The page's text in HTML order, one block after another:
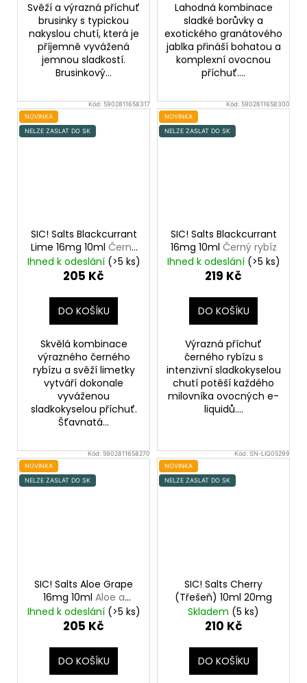
Svěží a výrazná příchuť
brusinky s typickou
nakyslou chutí, která je
příjemně vyvážená
jemnou sladkostí.
Brusinkový...
Lahodná kombinace
sladké borůvky a
exotického granátového
jablka přináší bohatou a
komplexní ovocnou
příchuť....
Kód:5902811658317
NOVINKA
NELZE ZASLAT DO SK
SIC! Salts Blackcurrant
Lime 16mg 10ml Černý
rybíz a limetka
Ihned k odeslání (>5 ks)
205 Kč
DO KOŠÍKU
Skvělá kombinace
výrazného černého
rybízu a svěží limetky
vytváří dokonale
vyváženou
sladkokyselou příchuť.
Šťavnatá...
Kód:5902811658300
NOVINKA
NELZE ZASLAT DO SK
SIC! Salts Blackcurrant
16mg 10ml Černý rybíz
Ihned k odeslání (>5 ks)
219 Kč
DO KOŠÍKU
Výrazná příchuť
černého rybízu s
intenzivní sladkokyselou
chutí potěší každého
milovníka ovocných e-
liquidů....
Kód: 5902811658270
NOVINKA
NELZE ZASLAT DO SK
SIC! Salts Aloe Grape
16mg 10ml Aloe a
hroznové víno
Ihned k odeslání (>5 ks)
205 Kč
DO KOŠÍKU
Kód: SN-LIQ05299
NOVINKA
NELZE ZASLAT DO SK
SIC! Salts Cherry
(Třešeň) 10ml 20mg
Skladem (5 ks)
210 Kč
DO KOŠÍKU